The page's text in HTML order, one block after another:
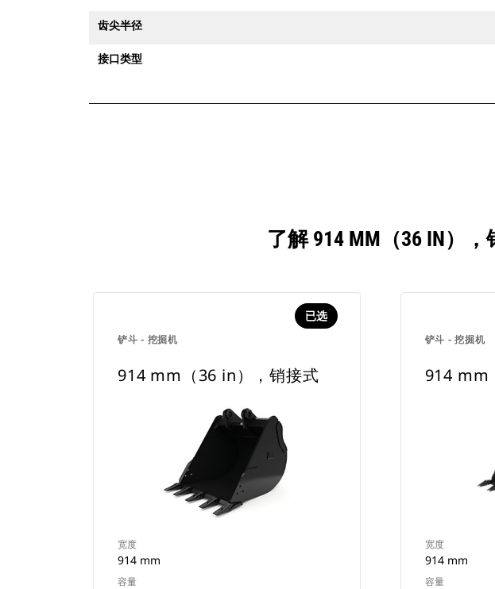
齿尖半径
接口类型
了解 914 MM（36 IN）
铲斗 - 挖掘机
已选
914 mm（36 in），销接式
宽度
914 mm
容量
铲斗 - 挖掘机
914 mm
宽度
914 mm
容量